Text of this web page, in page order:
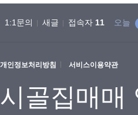
1:1문의 새글 접속자 11 오늘
개인정보처리방침 서비스이용약관
시골집매매